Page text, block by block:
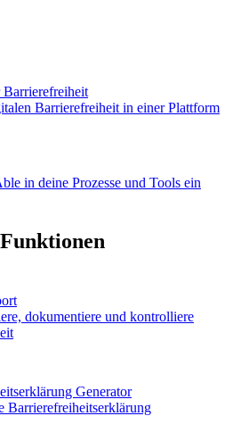
Barrierefreiheit in einer Plattform
in deine Prozesse und Tools ein
dokumentiere und kontrolliere
Generator
Barrierefreiheitserklärung